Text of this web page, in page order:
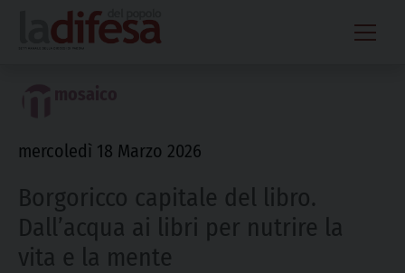
content
mercoledì 18 Marzo 2026
Borgoricco capitale del libro.
Dall’acqua ai libri per nutrire la
vita e la mente